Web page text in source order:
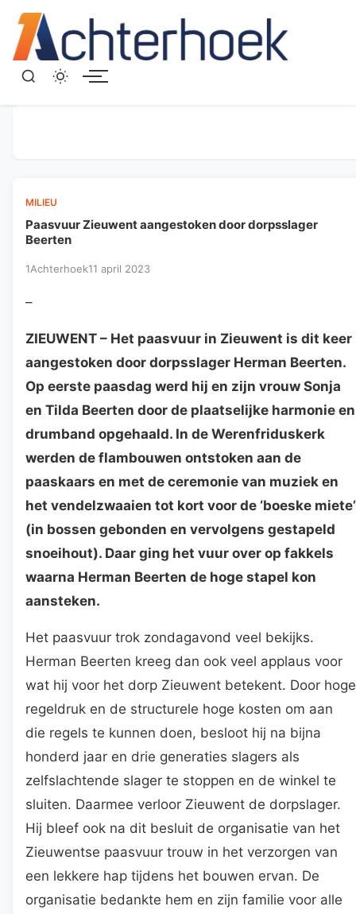
MILIEU
Paasvuur Zieuwent aangestoken door dorpsslager
Beerten
1Achterhoek11 april 2023
–
ZIEUWENT – Het paasvuur in Zieuwent is dit keer
aangestoken door dorpsslager Herman Beerten.
Op eerste paasdag werd hij en zijn vrouw Sonja
en Tilda Beerten door de plaatselijke harmonie en
drumband opgehaald. In de Werenfriduskerk
werden de flambouwen ontstoken aan de
paaskaars en met de ceremonie van muziek en
het vendelzwaaien tot kort voor de ‘boeske miete’
(in bossen gebonden en vervolgens gestapeld
snoeihout). Daar ging het vuur over op fakkels
waarna Herman Beerten de hoge stapel kon
aansteken.
Het paasvuur trok zondagavond veel bekijks.
Herman Beerten kreeg dan ook veel applaus voor
wat hij voor het dorp Zieuwent betekent. Door hoge
regeldruk en de structurele hoge kosten om aan
die regels te kunnen doen, besloot hij na bijna
honderd jaar en drie generaties slagers als
zelfslachtende slager te stoppen en de winkel te
sluiten. Daarmee verloor Zieuwent de dorpslager.
Hij bleef ook na dit besluit de organisatie van het
Zieuwentse paasvuur trouw in het verzorgen van
een lekkere hap tijdens het bouwen ervan. De
organisatie bedankte hem en zijn familie voor alle